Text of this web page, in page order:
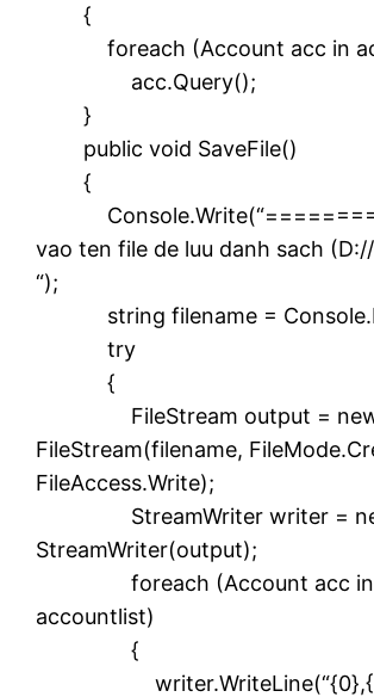
{
foreach (Account acc in
acc.Query();
}
public void SaveFile()
{
vao ten file de luu danh sach
“);
string filename =
try
{
FileStream output =
FileStream(filename,
FileAccess.Write);
StreamWriter writer =
StreamWriter(output);
foreach (Account acc in
accountlist)
{